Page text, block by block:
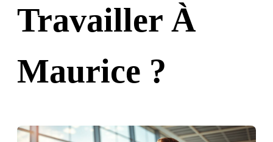
Travailler À
Maurice ?